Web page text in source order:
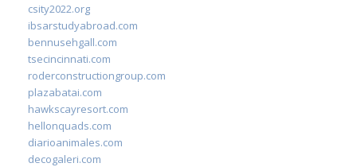
csity2022.org
ibsarstudyabroad.com
bennusehgall.com
tsecincinnati.com
roderconstructiongroup.com
plazabatai.com
hawkscayresort.com
hellonquads.com
diarioanimales.com
decogaleri.com